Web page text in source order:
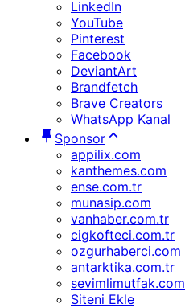
LinkedIn
YouTube
Pinterest
Facebook
DeviantArt
Brandfetch
Brave Creators
WhatsApp Kanal
Sponsor
appilix.com
kanthemes.com
ense.com.tr
munasip.com
vanhaber.com.tr
cigkofteci.com.tr
ozgurhaberci.com
antarktika.com.tr
sevimlimutfak.com
Siteni Ekle